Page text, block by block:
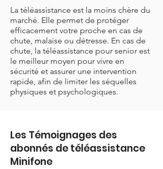
La téléassistance est la moins chère du
marché. Elle permet de protéger
efficacement votre proche en cas de
chute, malaise ou détresse. En cas de
chute, la téléassistance pour senior est
le meilleur moyen pour vivre en
sécurité et assurer une intervention
rapide, afin de limiter les séquelles
physiques et psychologiques.
Les Témoignages des
abonnés de téléassistance
Minifone